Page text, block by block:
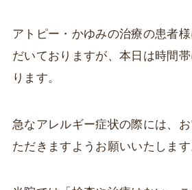
アトピー・かゆみの治療の患者
だいておりますが、本日は時間
ります。
急なアレルギー症状の際には、
ただきますようお願いいたします